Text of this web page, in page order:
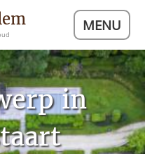
MENU
in